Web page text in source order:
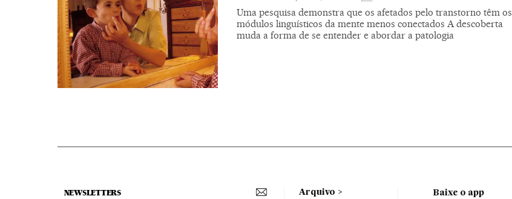
Uma pesquisa demonstra que os afetados pelo transtorno têm os
módulos linguísticos da mente menos conectados A descoberta
muda a forma de se entender e abordar a patologia
NEWSLETTERS Arquivo Baixe o app